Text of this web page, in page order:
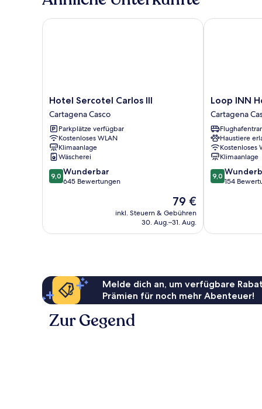
Hotel
Sercotel
Carlos
III
Cartagena
Casco
Hotel Sercotel Carlos III
Cartagena Casco
Parkplätze verfügbar
Kostenloses WLAN
Klimaanlage
Wäscherei
9.0
von
9,0 Wunderbar
645 Bewertungen
Der
Preis
beträgt
79 €
inkl. Steuern & Gebühren
30. Aug.–31. Aug.
Hotel Sercotel Carlos III
Loop
INN
Hostel
Cartagena
Cartagena
Casco
Loop INN
Cartagena
Haustiere
Kostenloses
Klimaanlage
9.0
von
9,0
154
Loop INN
Melde dich an, um verfügbare
Prämien für noch mehr Abenteuer!
Zur Gegend